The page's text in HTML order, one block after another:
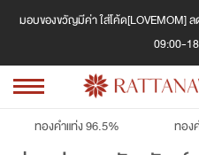
มอบของขวัญมีค่า ใส่โค้ด[LOVEMOM]
09:00-
ทองคำแท่ง 96.5% ทอง